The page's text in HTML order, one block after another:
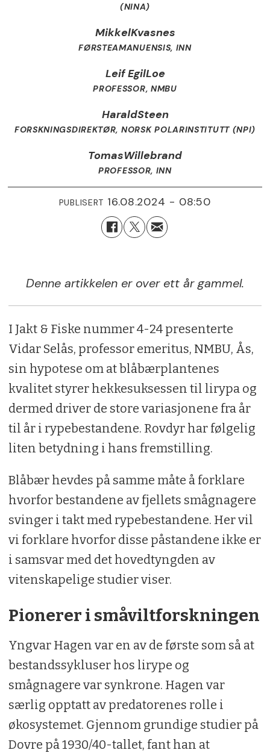
(NINA)
MikkelKvasnes
FØRSTEAMANUENSIS, INN
Leif EgilLoe
PROFESSOR, NMBU
HaraldSteen
FORSKNINGSDIREKTØR, NORSK POLARINSTITUTT (NPI)
TomasWillebrand
PROFESSOR, INN
PUBLISERT 16.08.2024 - 08:50
Denne artikkelen er over ett år gammel.
I Jakt & Fiske nummer 4-24 presenterte
Vidar Selås, professor emeritus, NMBU, Ås,
sin hypotese om at blåbærplantenes
kvalitet styrer hekkesuksessen til lirypa og
dermed driver de store variasjonene fra år
til år i rypebestandene. Rovdyr har følgelig
liten betydning i hans fremstilling.
Blåbær hevdes på samme måte å forklare
hvorfor bestandene av fjellets smågnagere
svinger i takt med rypebestandene. Her vil
vi forklare hvorfor disse påstandene ikke er
i samsvar med det hovedtyngden av
vitenskapelige studier viser.
Pionerer i småviltforskningen
Yngvar Hagen var en av de første som så at
bestandssykluser hos lirype og
smågnagere var synkrone. Hagen var
særlig opptatt av predatorenes rolle i
økosystemet. Gjennom grundige studier på
Dovre på 1930/40-tallet, fant han at